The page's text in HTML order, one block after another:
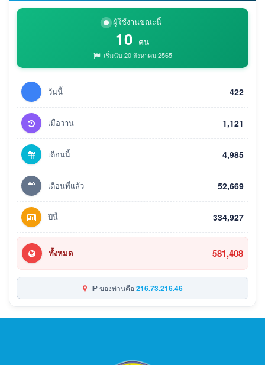
ผู้ใช้งานขณะนี้
10 คน
เริ่มนับ 20 สิงหาคม 2565
วันนี้ 422
เมื่อวาน 1,121
เดือนนี้ 4,985
เดือนที่แล้ว 52,669
ปีนี้ 334,927
ทั้งหมด 581,408
IP ของท่านคือ216.73.216.46